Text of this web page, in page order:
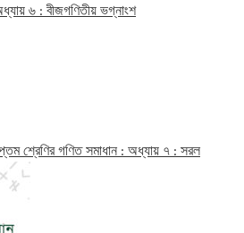
৬ : বীজগণিতীয় ভগ্নাংশ
শ্রেণির গণিত সমাধান : অধ্যায় ৭ : সরল